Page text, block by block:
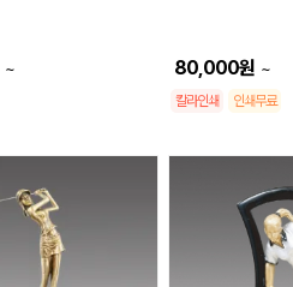
~ 80,000원 ~
칼라인쇄 인쇄무료